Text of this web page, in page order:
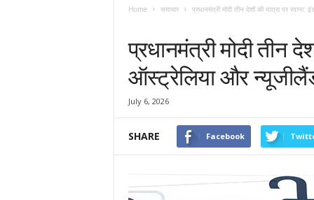
Home समाचार प्रधानमंत्री मोदी तीन देशों की यात्रा पर
प्रधानमंत्री मोदी तीन
ऑस्ट्रेलिया और
July 6, 2026
SHARE Facebook